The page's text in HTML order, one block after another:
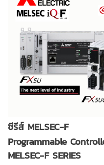
ซีรีส์ MELSEC-F
Programmable
MELSEC-F SERIES